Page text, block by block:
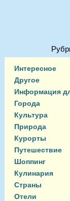
Интересное
Другое
Информация
Города
Культура
Природа
Курорты
Путешествие
Шоппинг
Кулинария
Страны
Отели